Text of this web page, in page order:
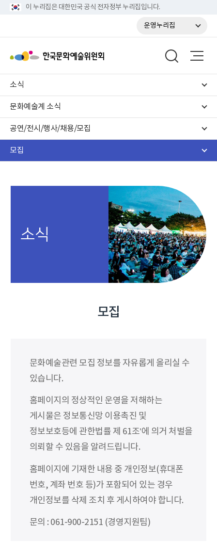
이 누리집은 대한민국 공식 전자정부 누리집입니다.
운영누리집
소식
문화예술계 소식
공연/전시/행사/채용/모집
모집
소식
모집
문화예술관련 모집 정보를 자유롭게 올리실 수
있습니다.
홈페이지의 정상적인 운영을 저해하는
게시물은 정보통신망 이용촉진 및
정보보호등에 관한법률 제 61조’에 의거 처벌을
의뢰할 수 있음을 알려드립니다.
홈페이지에 기재한 내용 중 개인정보(휴대폰
번호, 계좌 번호 등)가 포함되어 있는 경우
개인정보를 삭제 조치 후 게시하여야 합니다.
문의 : 061-900-2151 (경영지원팀)